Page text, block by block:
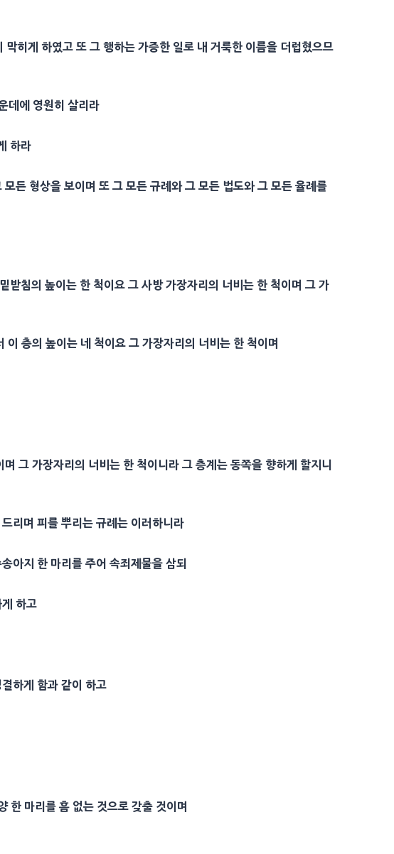
막히게 하였고 또 그 행하는가증한 일로 내거룩한 이름을 더럽혔으므
데에 영원히 살리라
하라
모든 형상을 보이며 또 그 모든규례와 그 모든 법도와 그 모든율례를
받침의 높이는 한 척이요 그 사방 가장자리의 너비는 한 척이며 그 가
층의 높이는 네 척이요 그 가장자리의 너비는 한 척이며
그 가장자리의 너비는 한 척이니라 그 층계는 동쪽을 향하게 할지니
드리며 피를 뿌리는규례는 이러하니라
송아지 한 마리를 주어속죄제물을 삼되
하고
하게 함과 같이 하고
한 마리를 흠 없는 것으로 갖출 것이며